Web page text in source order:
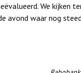
We kijken
avond waar nog